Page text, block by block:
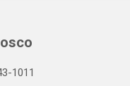
1011